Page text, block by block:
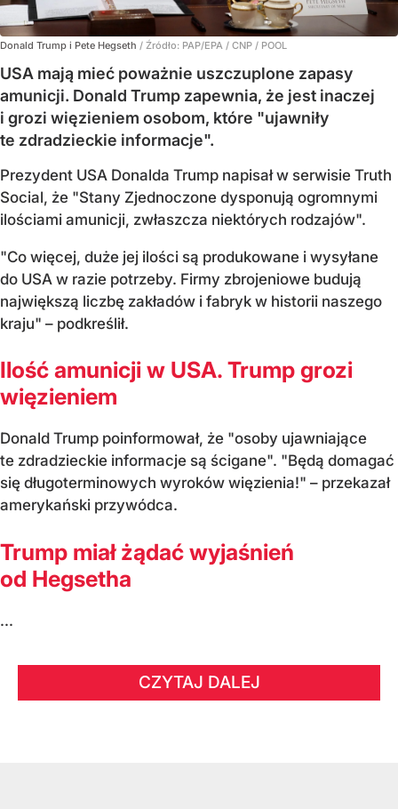
Donald Trump i Pete Hegseth / Źródło: PAP/EPA / CNP / POOL
USA mają mieć poważnie uszczuplone zapasy
amunicji. Donald Trump zapewnia, że jest inaczej
i grozi więzieniem osobom, które "ujawniły
te zdradzieckie informacje".
Prezydent USA Donalda Trump napisał w serwisie Truth
Social, że "Stany Zjednoczone dysponują ogromnymi
ilościami amunicji, zwłaszcza niektórych rodzajów".
"Co więcej, duże jej ilości są produkowane i wysyłane
do USA w razie potrzeby. Firmy zbrojeniowe budują
największą liczbę zakładów i fabryk w historii naszego
kraju" – podkreślił.
Ilość amunicji w USA. Trump grozi
więzieniem
Donald Trump poinformował, że "osoby ujawniające
te zdradzieckie informacje są ścigane". "Będą domagać
się długoterminowych wyroków więzienia!" – przekazał
amerykański przywódca.
Trump miał żądać wyjaśnień
od Hegsetha
...
CZYTAJ DALEJ